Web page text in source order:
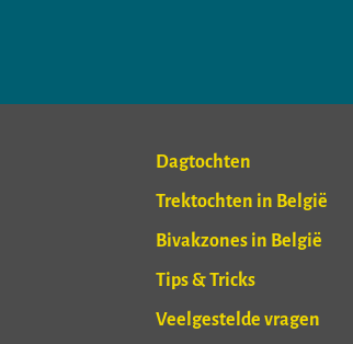
Dagtochten
Trektochten in België
Bivakzones in België
Tips & Tricks
Veelgestelde vragen